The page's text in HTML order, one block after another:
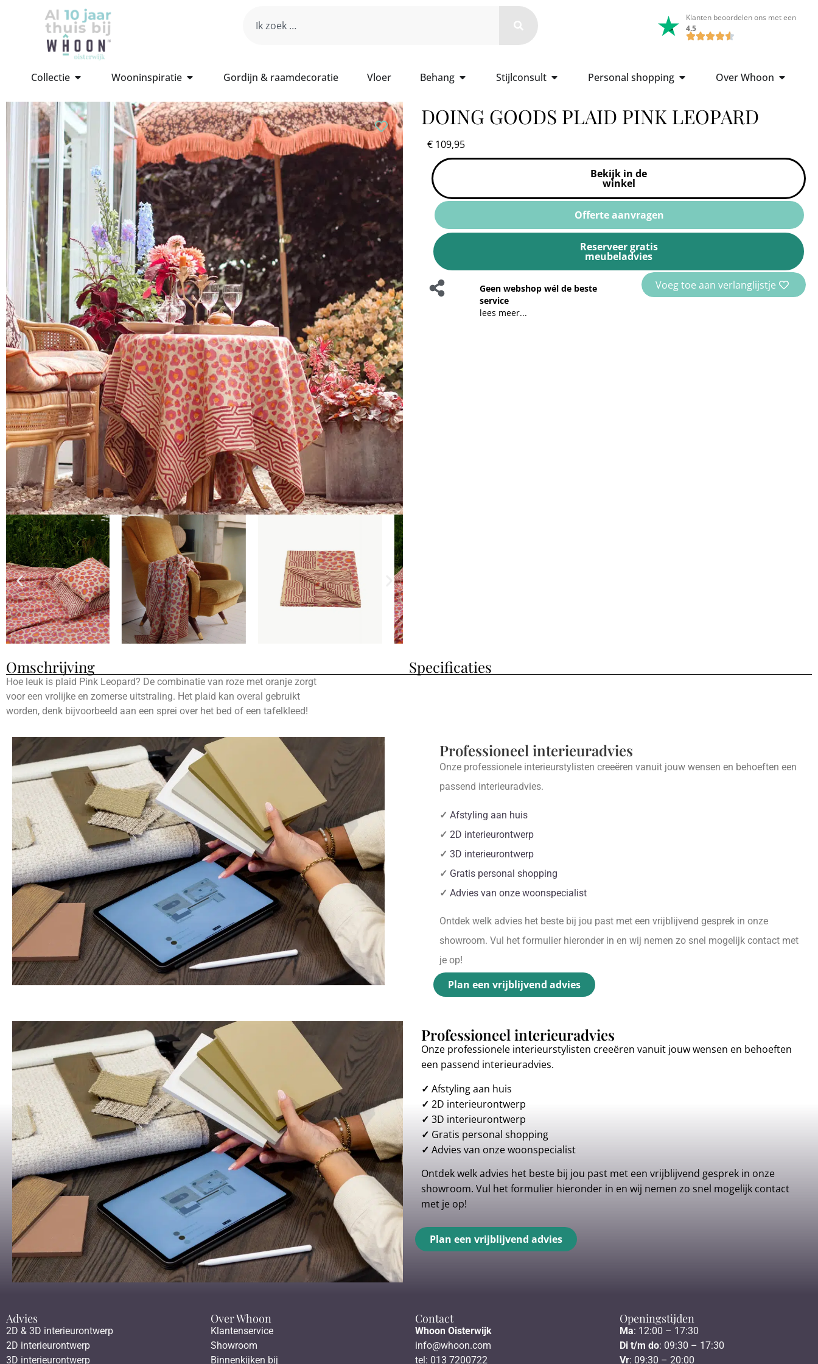
Klanten beoordelen ons met een
4.5
Collectie Wooninspiratie Gordijn & raamdecoratie Vloer Behang Stijlconsult Personal shopping Over Whoon
DOING GOODS PLAID PINK LEOPARD
€ 109,95
Bekijk in de
winkel
Offerte aanvragen
Reserveer gratis
meubeladvies
Geen webshop wél de beste
service
lees meer...
Voeg toe aan verlanglijstje
Omschrijving
Hoe leuk is plaid Pink Leopard? De combinatie van roze met oranje zorgt
voor een vrolijke en zomerse uitstraling. Het plaid kan overal gebruikt
worden, denk bijvoorbeeld aan een sprei over het bed of een tafelkleed!
Specificaties
Professioneel interieuradvies
Onze professionele interieurstylisten creeëren vanuit jouw wensen en behoeften een
passend interieuradvies.
✓ Afstyling aan huis
✓ 2D interieurontwerp
✓ 3D interieurontwerp
✓ Gratis personal shopping
✓ Advies van onze woonspecialist
Ontdek welk advies het beste bij jou past met een vrijblijvend gesprek in onze
showroom. Vul het formulier hieronder in en wij nemen zo snel mogelijk contact met
je op!
Plan een vrijblijvend advies
Professioneel interieuradvies
Onze professionele interieurstylisten creeëren vanuit jouw wensen en behoeften
een passend interieuradvies.
✓ Afstyling aan huis
✓ 2D interieurontwerp
✓ 3D interieurontwerp
✓ Gratis personal shopping
✓ Advies van onze woonspecialist
Ontdek welk advies het beste bij jou past met een vrijblijvend gesprek in onze
showroom. Vul het formulier hieronder in en wij nemen zo snel mogelijk contact
met je op!
Plan een vrijblijvend advies
Advies
2D & 3D interieurontwerp
2D interieurontwerp
3D interieurontwerp
Over Whoon
Klantenservice
Showroom
Binnenkijken bij
Contact
Whoon Oisterwijk
info@whoon.com
tel: 013 7200722
Openingstijden
Ma: 12:00 – 17:30
Di t/m do: 09:30 – 17:30
Vr: 09:30 – 20:00